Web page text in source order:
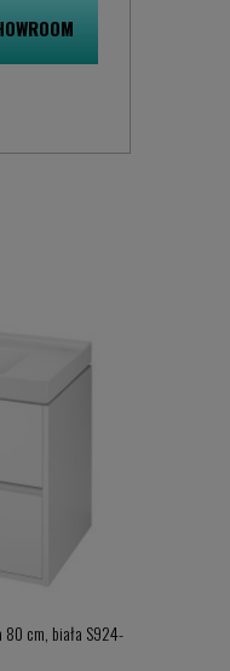
80 cm, biała S924-